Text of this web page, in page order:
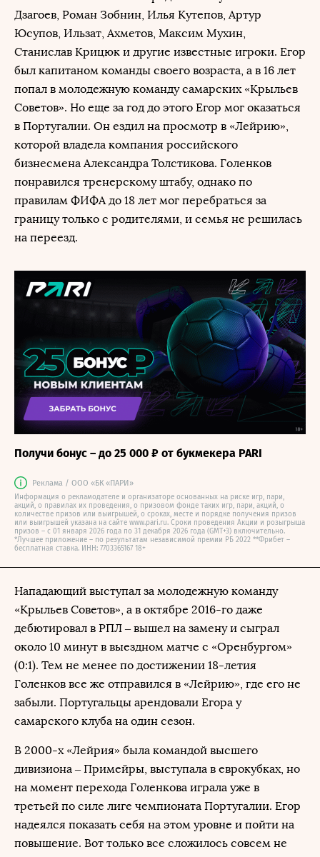
Дзагоев, Роман Зобнин, Илья Кутепов, Артур
Юсупов, Ильзат, Ахметов, Максим Мухин,
Станислав Крицюк и другие известные игроки. Егор
был капитаном команды своего возраста, а в 16 лет
попал в молодежную команду самарских «Крыльев
Советов». Но еще за год до этого Егор мог оказаться
в Португалии. Он ездил на просмотр в «Лейрию»,
которой владела компания российского
бизнесмена Александра Толстикова. Голенков
понравился тренерскому штабу, однако по
правилам ФИФА до 18 лет мог перебраться за
границу только с родителями, и семья не решилась
на переезд.
Получи бонус – до 25 000 ₽ от букмекера PARI
Реклама / ООО «БК «ПАРИ»
Информация о рекламодателе и организаторе основанных на риске игр, пари,
акций, о правилах их проведения, о призовом фонде таких игр, пари, акций, о
количестве призов или выигрышей, о сроках, месте и порядке получения призов
или выигрышей указана на сайте www.pari.ru. Сроки проведения Акции и розыгрыша
призов – с 01 января 2026 года по 31 декабря 2026 года (GMT+3) включительно.
*Лучшее приложение – по результатам независимой премии РБ 2022 **Фрибет –
бесплатная ставка. ИНН: 7703365167 18+
Нападающий выступал за молодежную команду
«Крыльев Советов», а в октябре 2016-го даже
дебютировал в РПЛ – вышел на замену и сыграл
около 10 минут в выездном матче с «Оренбургом»
(0:1). Тем не менее по достижении 18-летия
Голенков все же отправился в «Лейрию», где его не
забыли. Португальцы арендовали Егора у
самарского клуба на один сезон.
В 2000-х «Лейрия» была командой высшего
дивизиона – Примейры, выступала в еврокубках, но
на момент перехода Голенкова играла уже в
третьей по силе лиге чемпионата Португалии. Егор
надеялся показать себя на этом уровне и пойти на
повышение. Вот только все сложилось совсем не